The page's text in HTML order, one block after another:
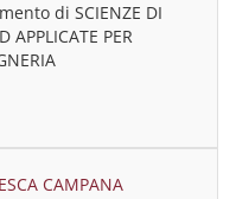
di SCIENZE DI
APPLICATE PER
CAMPANA